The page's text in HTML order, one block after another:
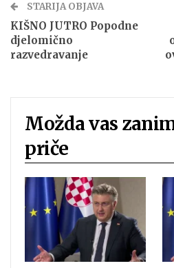
STARIJA OBJAVA
KIŠNO JUTRO Popodne
djelomično
razvedravanje
Možda vas
priče